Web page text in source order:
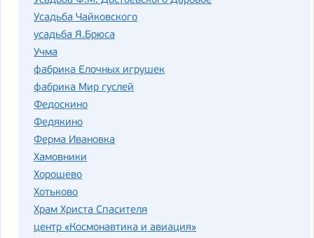
Усадьба Чайковского
усадьба Я.Брюса
Учма
фабрика Елочных игрушек
фабрика Мир гуслей
Федоскино
Федякино
Ферма Ивановка
Хамовники
Хорошево
Хотьково
Храм Христа Спасителя
центр «Космонавтика и авиация»